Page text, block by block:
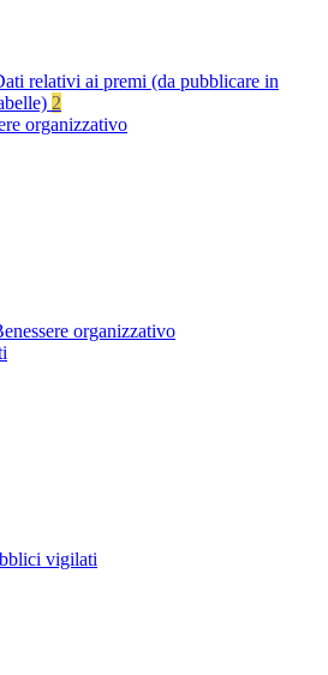
relativi ai premi (da pubblicare in
2
organizzativo
organizzativo
vigilati